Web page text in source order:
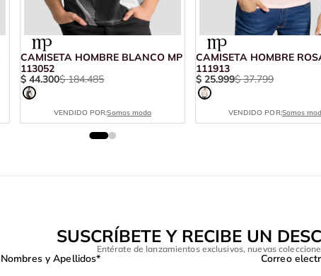
CAMISETA HOMBRE BLANCO MP
113052
$ 44.300$ 184.485
VENDIDO POR:Somos moda
CAMISETA HOMBRE
111913
$ 25.999$ 37.799
VENDIDO POR:Somos
SUSCRÍBETE Y RECIBE UN
Entérate de lanzamientos exclusivos, nuevas
Nombres y Apellidos* Correo